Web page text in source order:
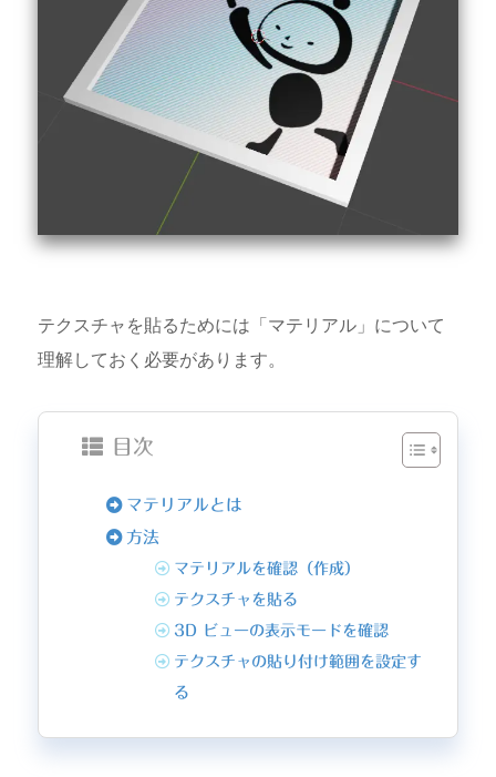
テクスチャを貼るためには「マテリアル」について
理解しておく必要があります。
目次
マテリアルとは
方法
マテリアルを確認（作成）
テクスチャを貼る
3D ビューの表示モードを確認
テクスチャの貼り付け範囲を設定す
る